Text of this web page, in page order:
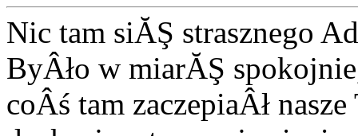
Nic tam siĂŞ strasznego
ByÂło w miarĂŞ
coÂś tam zaczepiaÂł